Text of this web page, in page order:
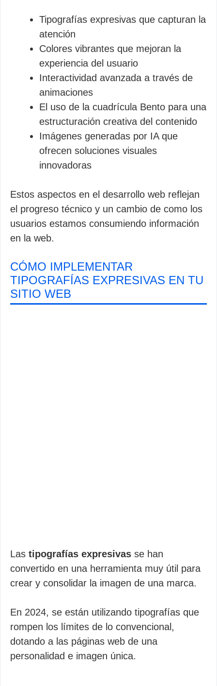
Tipografías expresivas que capturan la
atención
Colores vibrantes que mejoran la
experiencia del usuario
Interactividad avanzada a través de
animaciones
El uso de la cuadrícula Bento para una
estructuración creativa del contenido
Imágenes generadas por IA que
ofrecen soluciones visuales
innovadoras
Estos aspectos en el desarrollo web reflejan
el progreso técnico y un cambio de como los
usuarios estamos consumiendo información
en la web.
CÓMO IMPLEMENTAR
TIPOGRAFÍAS EXPRESIVAS EN TU
SITIO WEB
Las tipografías expresivas se han
convertido en una herramienta muy útil para
crear y consolidar la imagen de una marca.
En 2024, se están utilizando tipografías que
rompen los límites de lo convencional,
dotando a las páginas web de una
personalidad e imagen única.